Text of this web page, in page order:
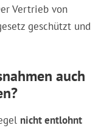
Vertrieb von
geschützt und
auch
nicht entlohnt